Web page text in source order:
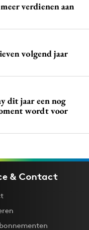
verdienen aan
volgend jaar
dit jaar een nog
wordt voor
& Contact